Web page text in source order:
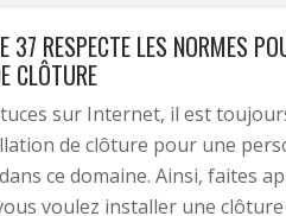
37 RESPECTE LES NORMES
CLÔTURE
sur Internet, il est
de clôture pour une
ce domaine. Ainsi, faites
voulez installer une